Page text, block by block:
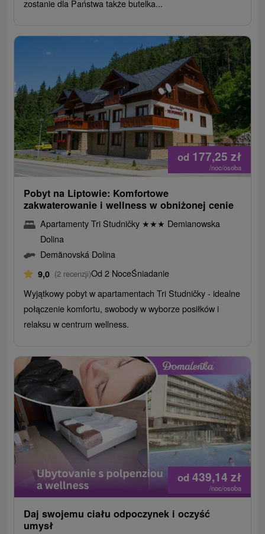
zostanie dla Państwa także butelka...
od 177,25 zł
/noc/osoba
Pobyt na Liptowie: Komfortowe
zakwaterowanie i wellness w obniżonej cenie
Apartamenty Tri Studničky ★★★ Demianowska
Dolina
Demänovská Dolina
9,0 (2 recenzji)Od 2 NoceŚniadanie
Wyjątkowy pobyt w apartamentach Tri Studničky - idealne
połączenie komfortu, swobody w wyborze posiłków i
relaksu w centrum wellness.
od 439,14 zł
/noc/osoba
Daj swojemu ciału odpoczynek i oczyść
umysł